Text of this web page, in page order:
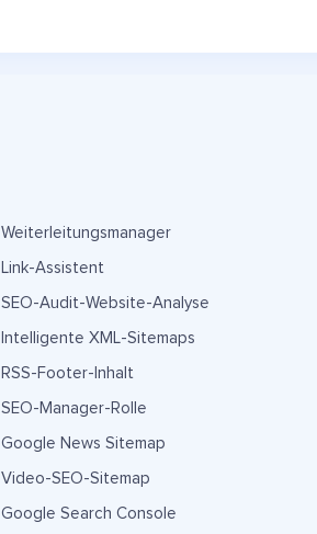
Weiterleitungsmanager
Link-Assistent
SEO-Audit-Website-Analyse
Intelligente XML-Sitemaps
RSS-Footer-Inhalt
SEO-Manager-Rolle
Google News Sitemap
Video-SEO-Sitemap
Google Search Console